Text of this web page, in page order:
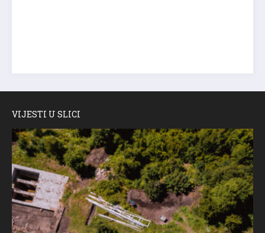
VIJESTI U SLICI